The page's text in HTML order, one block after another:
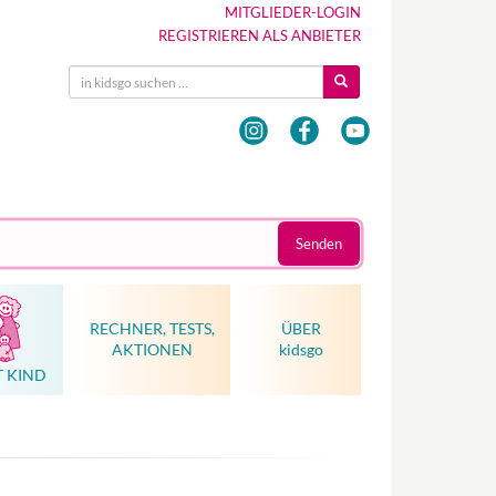
MITGLIEDER-LOGIN
REGISTRIEREN ALS ANBIETER
Senden
KIND
RECHNER, TESTS,
AKTIONEN
ÜBER
kidsgo